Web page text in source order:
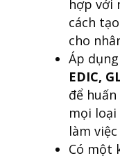
hợp với
cách
cho
Áp
EDIC,
để
mọi
làm
Có một